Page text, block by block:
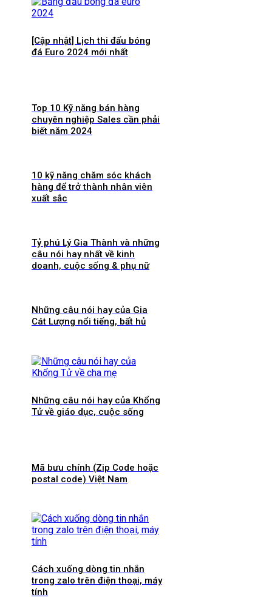
[Cập nhật] Lịch thi đấu bóng
đá Euro 2024 mới nhất
Top 10 Kỹ năng bán hàng
chuyên nghiệp Sales cần phải
biết năm 2024
10 kỹ năng chăm sóc khách
hàng để trở thành nhân viên
xuất sắc
Tỷ phú Lý Gia Thành và những
câu nói hay nhất về kinh
doanh, cuộc sống & phụ nữ
Những câu nói hay của Gia
Cát Lượng nổi tiếng, bất hủ
Những câu nói hay của Khổng
Tử về giáo dục, cuộc sống
Mã bưu chính (Zip Code hoặc
postal code) Việt Nam
Cách xuống dòng tin nhắn
trong zalo trên điện thoại, máy
tính